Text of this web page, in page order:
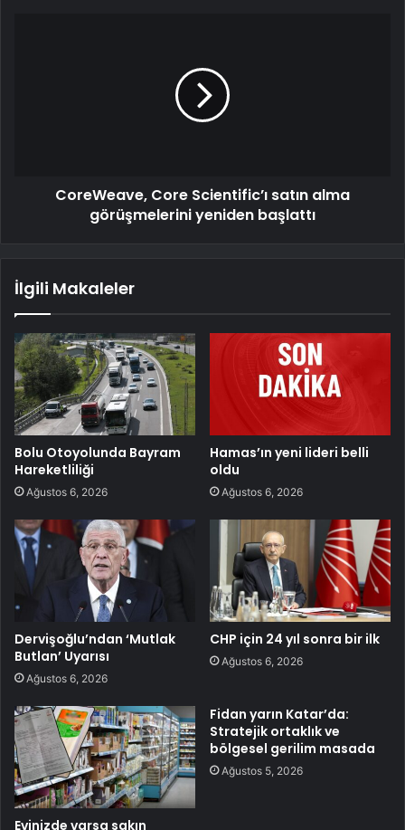
CoreWeave, Core Scientific’ı satın alma
görüşmelerini yeniden başlattı
İlgili Makaleler
Bolu Otoyolunda Bayram
Hareketliliği
Ağustos 6, 2026
Hamas’ın yeni lideri belli
oldu
Ağustos 6, 2026
Dervişoğlu’ndan ‘Mutlak
Butlan’ Uyarısı
Ağustos 6, 2026
CHP için 24 yıl sonra bir ilk
Ağustos 6, 2026
Evinizde varsa sakın
Fidan yarın Katar’da:
Stratejik ortaklık ve
bölgesel gerilim masada
Ağustos 5, 2026